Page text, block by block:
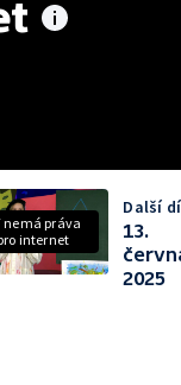
nemá práva
internet
Další
13.
2025